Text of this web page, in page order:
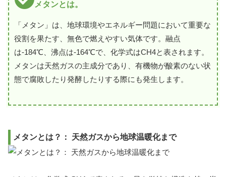
メタンとは。
「メタン」は、地球環境やエネルギー問題において重要な
役割を果たす、無色で燃えやすい気体です。融点
は-184℃、沸点は-164℃で、化学式はCH4と表されます。
メタンは天然ガスの主成分であり、有機物が酸素のない状
態で腐敗したり発酵したりする際にも発生します。
メタンとは？： 天然ガスから地球温暖化まで